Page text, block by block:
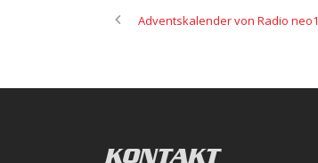
Adventskalender von Radio neo1
KONTAKT